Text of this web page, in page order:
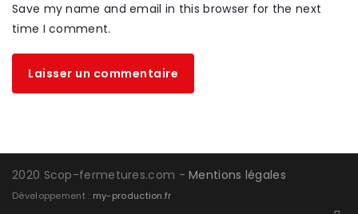
Save my name and email in this browser for the next
time I comment.
2020 Scop-fermetures.com -Mentions légales
Développement : my-production.fr